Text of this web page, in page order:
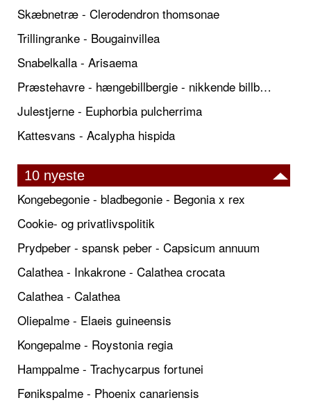
Skæbnetræ - Clerodendron thomsonae
Trillingranke - Bougainvillea
Snabelkalla - Arisaema
Præstehavre - hængebillbergie - nikkende billbergie
Julestjerne - Euphorbia pulcherrima
Kattesvans - Acalypha hispida
10 nyeste
Kongebegonie - bladbegonie - Begonia x rex
Cookie- og privatlivspolitik
Prydpeber - spansk peber - Capsicum annuum
Calathea - Inkakrone - Calathea crocata
Calathea - Calathea
Oliepalme - Elaeis guineensis
Kongepalme - Roystonia regia
Hamppalme - Trachycarpus fortunei
Fønikspalme - Phoenix canariensis